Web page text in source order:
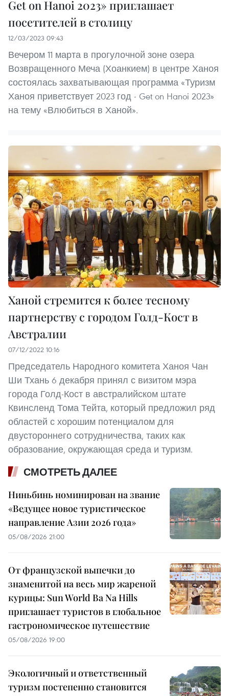
Get on Hanoi 2023» приглашает
посетителей в столицу
12/03/2023 09:43
Вечером 11 марта в прогулочной зоне озера
Возвращенного Меча (Хоанкием) в центре Ханоя
состоялась захватывающая программа «Туризм
Ханоя приветствует 2023 год - Get on Hanoi 2023»
на тему «Влюбиться в Ханой».
Ханой стремится к более тесному
партнерству с городом Голд-Кост в
Австралии
07/12/2022 10:16
Председатель Народного комитета Ханоя Чан
Ши Тхань 6 декабря принял с визитом мэра
города Голд-Кост в австралийском штате
Квинсленд Тома Тейта, который предложил ряд
областей с хорошим потенциалом для
двустороннего сотрудничества, таких как
образование, окружающая среда и туризм.
СМОТРЕТЬ ДАЛЕЕ
Ниньбинь номинирован на звание
«Ведущее новое туристическое
направление Азии 2026 года»
05/08/2026 21:00
От французской выпечки до
знаменитой на весь мир жареной
курицы: Sun World Ba Na Hills
приглашает туристов в глобальное
гастрономическое путешествие
05/08/2026 19:00
Экологичный и ответственный
туризм постепенно становится